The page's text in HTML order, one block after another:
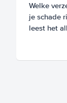
Welke
je schade
leest het